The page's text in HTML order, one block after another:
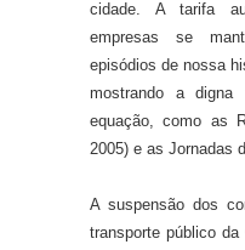
cidade. A tarifa
empresas se
episódios de nossa
mostrando a
equação, como as
2005) e as Jornadas
A suspensão dos
transporte público